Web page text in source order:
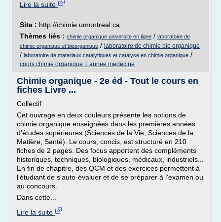
Lire la suite
Site : http://chimie.umontreal.ca
Thèmes liés : chimie organique universite en ligne / laboratoire de
chimie organique et bioorganique / laboratoire de chimie bio organique
/ laboratoire de materiaux catalytiques et catalyse en chimie organique /
cours chimie organique 1 annee medecine
Chimie organique - 2e éd - Tout le cours en
fiches Livre ...
Collectif
Cet ouvrage en deux couleurs présente les notions de
chimie organique enseignées dans les premières années
d'études supérieures (Sciences de la Vie, Sciences de la
Matière, Santé). Le cours, concis, est structuré en 210
fiches de 2 pages. Des focus apportent des compléments
historiques, techniques, biologiques, médicaux, industriels...
En fin de chapitre, des QCM et des exercices permettent à
l'étudiant de s'auto-évaluer et de se préparer à l'examen ou
au concours.
Dans cette...
Lire la suite